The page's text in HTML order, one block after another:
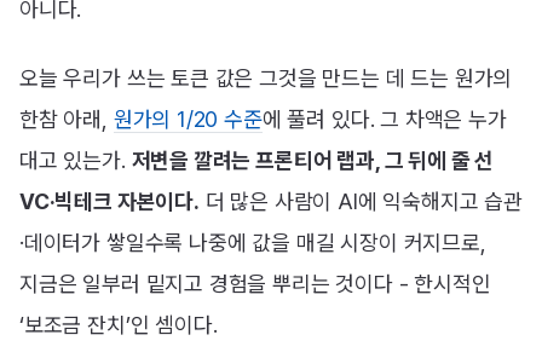
아니다.
오늘 우리가 쓰는 토큰 값은 그것을 만드는 데 드는 원가의
한참 아래, 원가의 1/20 수준에 풀려 있다. 그 차액은 누가
대고 있는가. 저변을 깔려는 프론티어 랩과, 그 뒤에 줄 선
VC·빅테크 자본이다. 더 많은 사람이 AI에 익숙해지고 습관
·데이터가 쌓일수록 나중에 값을 매길 시장이 커지므로,
지금은 일부러 밑지고 경험을 뿌리는 것이다 - 한시적인
‘보조금 잔치’인 셈이다.